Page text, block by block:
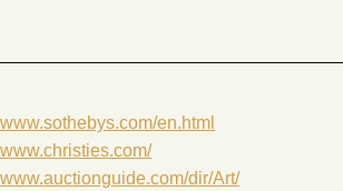
www.sothebys.com/en.html
www.christies.com/
www.auctionguide.com/dir/Art/